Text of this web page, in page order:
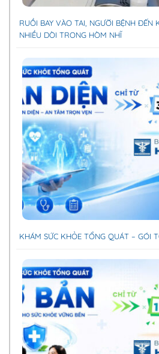
RUỒI BAY VÀO TAI, NGƯỜI BỆNH ĐẾN
NHIỀU DÒI TRONG HÒM NHĨ
KHÁM SỨC KHỎE TỔNG QUÁT – GÓI